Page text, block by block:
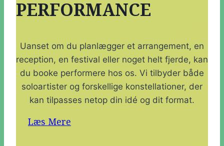
PERFORMANCE
Uanset om du planlægger et arrangement, en
reception, en festival eller noget helt fjerde, kan
du booke performere hos os. Vi tilbyder både
soloartister og forskellige konstellationer, der
kan tilpasses netop din idé og dit format.
Læs Mere